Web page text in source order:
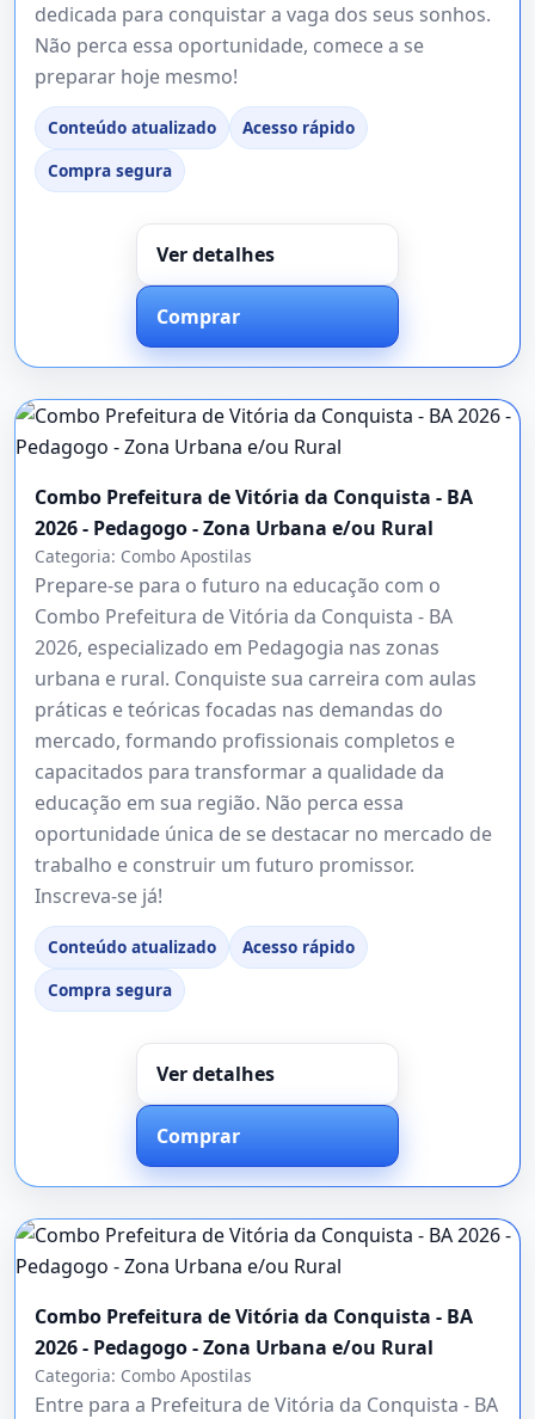
dedicada para conquistar a vaga dos seus sonhos.
Não perca essa oportunidade, comece a se
preparar hoje mesmo!
Conteúdo atualizado
Acesso rápido
Compra segura
Ver detalhes
Comprar
Combo Prefeitura de Vitória da Conquista - BA
2026 - Pedagogo - Zona Urbana e/ou Rural
Categoria: Combo Apostilas
Prepare-se para o futuro na educação com o
Combo Prefeitura de Vitória da Conquista - BA
2026, especializado em Pedagogia nas zonas
urbana e rural. Conquiste sua carreira com aulas
práticas e teóricas focadas nas demandas do
mercado, formando profissionais completos e
capacitados para transformar a qualidade da
educação em sua região. Não perca essa
oportunidade única de se destacar no mercado de
trabalho e construir um futuro promissor.
Inscreva-se já!
Conteúdo atualizado
Acesso rápido
Compra segura
Ver detalhes
Comprar
Combo Prefeitura de Vitória da Conquista - BA
2026 - Pedagogo - Zona Urbana e/ou Rural
Categoria: Combo Apostilas
Entre para a Prefeitura de Vitória da Conquista - BA